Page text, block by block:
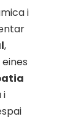
i
,
i